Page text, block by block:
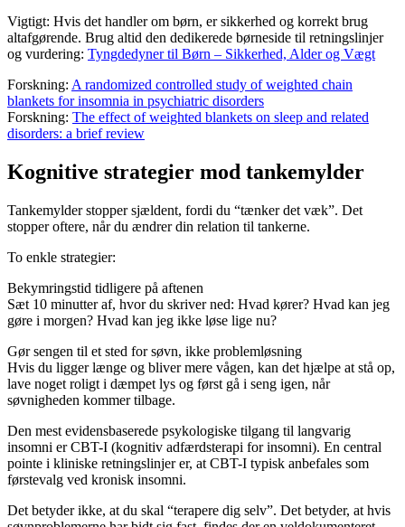
Vigtigt: Hvis det handler om børn, er sikkerhed og korrekt brug
altafgørende. Brug altid den dedikerede børneside til retningslinjer
og vurdering: Tyngdedyner til Børn – Sikkerhed, Alder og Vægt
Forskning: A randomized controlled study of weighted chain
blankets for insomnia in psychiatric disorders
Forskning: The effect of weighted blankets on sleep and related
disorders: a brief review
Kognitive strategier mod tankemylder
Tankemylder stopper sjældent, fordi du “tænker det væk”. Det
stopper oftere, når du ændrer din relation til tankerne.
To enkle strategier:
Bekymringstid tidligere på aftenen
Sæt 10 minutter af, hvor du skriver ned: Hvad kører? Hvad kan jeg
gøre i morgen? Hvad kan jeg ikke løse lige nu?
Gør sengen til et sted for søvn, ikke problemløsning
Hvis du ligger længe og bliver mere vågen, kan det hjælpe at stå op,
lave noget roligt i dæmpet lys og først gå i seng igen, når
søvnigheden kommer tilbage.
Den mest evidensbaserede psykologiske tilgang til langvarig
insomni er CBT-I (kognitiv adfærdsterapi for insomni). En central
pointe i kliniske retningslinjer er, at CBT-I typisk anbefales som
førstevalg ved kronisk insomni.
Det betyder ikke, at du skal “terapere dig selv”. Det betyder, at hvis